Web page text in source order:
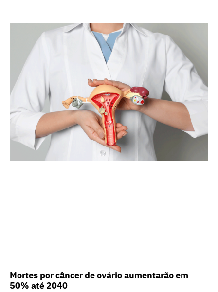
Mortes por câncer de ovário aumentarão em
50% até 2040